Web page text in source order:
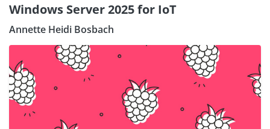
Windows Server 2025 for IoT
Annette Heidi Bosbach